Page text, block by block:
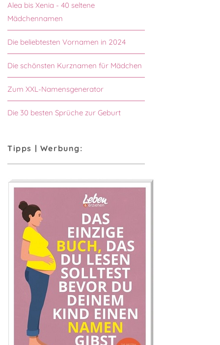
Alea bis Xenia - 40 seltene
Mädchennamen
Die beliebtesten Vornamen in 2024
Die schönsten Kurznamen für Mädchen
Zum XXL-Namensgenerator
Die 30 besten Sprüche zur Geburt
Tipps | Werbung: